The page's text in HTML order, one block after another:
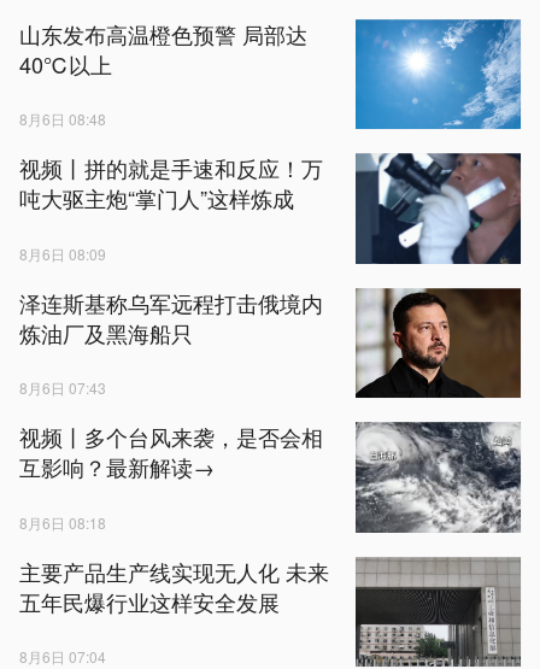
山东发布高温橙色预警 局部达
40℃以上
8月6日 08:48
视频丨拼的就是手速和反应！万
吨大驱主炮“掌门人”这样炼成
8月6日 08:09
泽连斯基称乌军远程打击俄境内
炼油厂及黑海船只
8月6日 07:43
视频丨多个台风来袭，是否会相
互影响？最新解读→
8月6日 08:18
主要产品生产线实现无人化 未来
五年民爆行业这样安全发展
8月6日 07:04